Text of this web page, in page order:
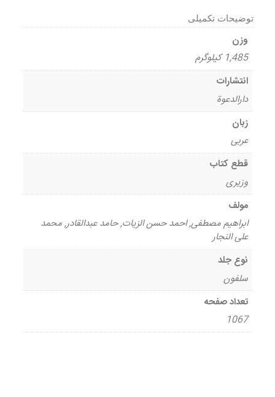
توضیحات تکمیلی
وزن
1,485 کیلوگرم
انتشارات
دارالدعوة
زبان
عربی
قطع کتاب
وزیری
مولف
ابراهیم مصطفی, احمد حسن الزیات, حامد عبدالقادر, محمد
علی النجار
نوع جلد
سلفون
تعداد صفحه
1067